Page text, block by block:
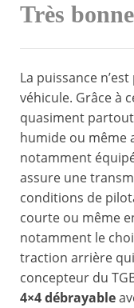
Très
La puissance
véhicule. Grâce à
quasiment
humide ou même
notamment
assure une
conditions de
courte ou même
notamment le
traction arrière
concepteur du
4×4 débrayable